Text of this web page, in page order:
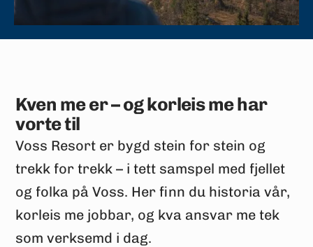
Kven me er – og korleis me har
vorte til
Voss Resort er bygd stein for stein og
trekk for trekk – i tett samspel med fjellet
og folka på Voss. Her finn du historia vår,
korleis me jobbar, og kva ansvar me tek
som verksemd i dag.